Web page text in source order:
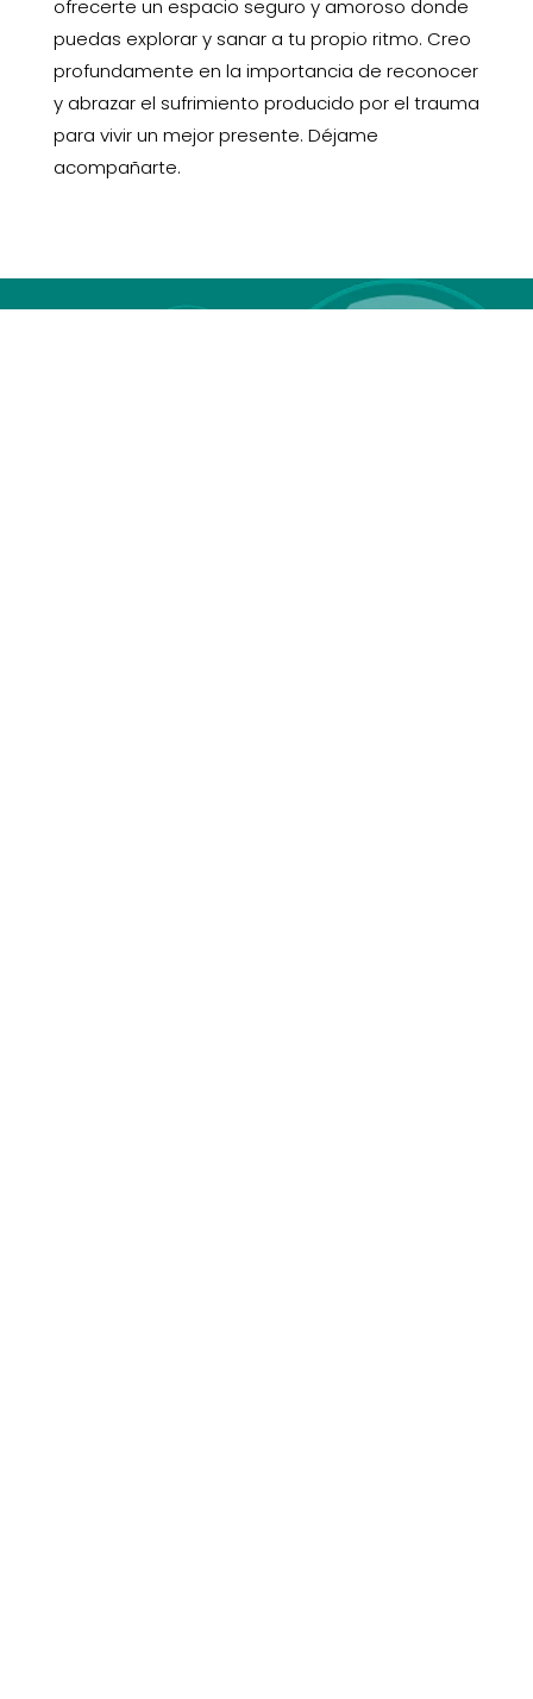
ofrecerte un espacio seguro y amoroso donde
puedas explorar y sanar a tu propio ritmo. Creo
profundamente en la importancia de reconocer
y abrazar el sufrimiento producido por el trauma
para vivir un mejor presente. Déjame
acompañarte.